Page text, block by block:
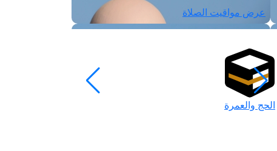
عرض مواقيت الصلاة
الحج والعمرة